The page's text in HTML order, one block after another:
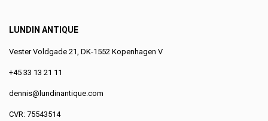
LUNDIN ANTIQUE
Vester Voldgade 21, DK-1552 Kopenhagen V
+45 33 13 21 11
dennis@lundinantique.com
CVR: 75543514